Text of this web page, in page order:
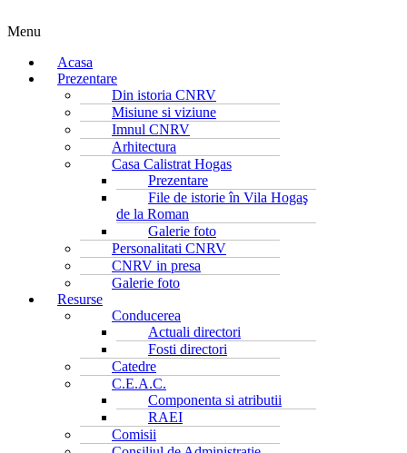
Menu
Acasa
Prezentare
Din istoria CNRV
Misiune si viziune
Imnul CNRV
Arhitectura
Casa Calistrat Hogas
Prezentare
File de istorie în Vila Hogaş
de la Roman
Galerie foto
Personalitati CNRV
CNRV in presa
Galerie foto
Resurse
Conducerea
Actuali directori
Fosti directori
Catedre
C.E.A.C.
Componenta si atributii
RAEI
Comisii